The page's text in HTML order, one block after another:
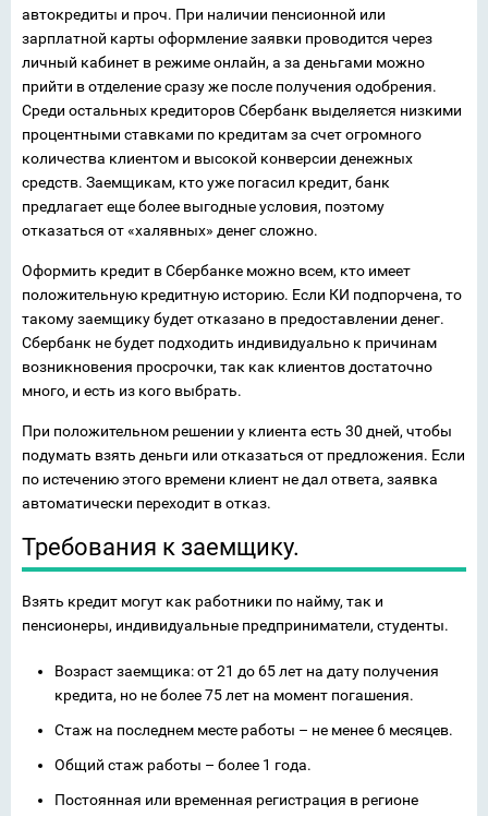
автокредиты и проч. При наличии пенсионной или
зарплатной карты оформление заявки проводится через
личный кабинет в режиме онлайн, а за деньгами можно
прийти в отделение сразу же после получения одобрения.
Среди остальных кредиторов Сбербанк выделяется низкими
процентными ставками по кредитам за счет огромного
количества клиентом и высокой конверсии денежных
средств. Заемщикам, кто уже погасил кредит, банк
предлагает еще более выгодные условия, поэтому
отказаться от «халявных» денег сложно.
Оформить кредит в Сбербанке можно всем, кто имеет
положительную кредитную историю. Если КИ подпорчена, то
такому заемщику будет отказано в предоставлении денег.
Сбербанк не будет подходить индивидуально к причинам
возникновения просрочки, так как клиентов достаточно
много, и есть из кого выбрать.
При положительном решении у клиента есть 30 дней, чтобы
подумать взять деньги или отказаться от предложения. Если
по истечению этого времени клиент не дал ответа, заявка
автоматически переходит в отказ.
Требования к заемщику.
Взять кредит могут как работники по найму, так и
пенсионеры, индивидуальные предприниматели, студенты.
Возраст заемщика: от 21 до 65 лет на дату получения
кредита, но не более 75 лет на момент погашения.
Стаж на последнем месте работы – не менее 6 месяцев.
Общий стаж работы – более 1 года.
Постоянная или временная регистрация в регионе